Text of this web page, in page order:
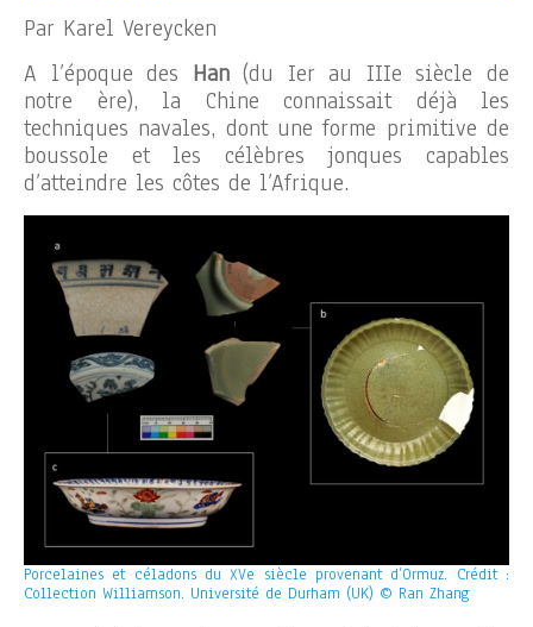
Par Karel Vereycken
A l’époque des Han(du Ier au IIIe siècle de
notre ère), la Chine connaissait déjà les
techniques navales, dont une forme primitive de
boussole et les célèbres jonques capables
d’atteindre les côtes de l’Afrique.
Porcelaines et céladons du XVe siècle provenant d’Ormuz. Crédit :
Collection Williamson. Université de Durham (UK) © Ran Zhang